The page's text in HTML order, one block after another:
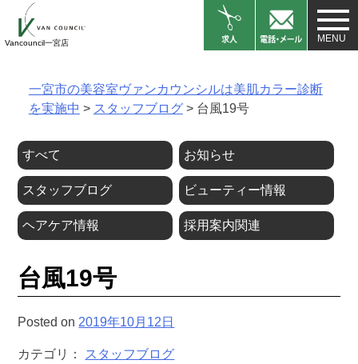
content
Vancouncil一宮店
一宮市の美容室ヴァンカウンシルは美肌カラー診断
を実施中 > スタッフブログ> 台風19号
すべて お知らせ
スタッフブログ ビューティー情報
ヘアケア情報 採用案内関連
台風19号
Posted on 2019年10月12日
カテゴリ： スタッフブログ